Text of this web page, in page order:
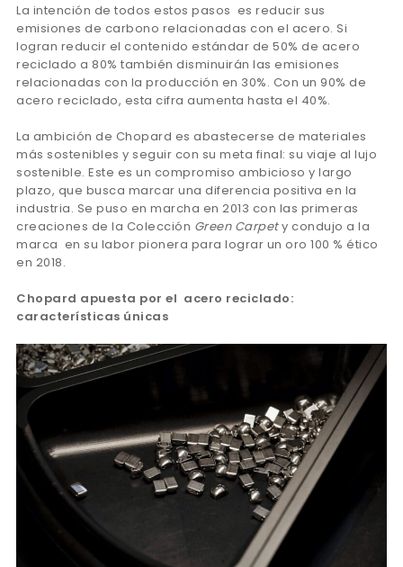
La intención de todos estos pasos es reducir sus
emisiones de carbono relacionadas con el acero. Si
logran reducir el contenido estándar de 50% de acero
reciclado a 80% también disminuirán las emisiones
relacionadas con la producción en 30%. Con un 90% de
acero reciclado, esta cifra aumenta hasta el 40%.
La ambición de Chopard es abastecerse de materiales
más sostenibles y seguir con su meta final: su viaje al lujo
sostenible. Este es un compromiso ambicioso y largo
plazo, que busca marcar una diferencia positiva en la
industria. Se puso en marcha en 2013 con las primeras
creaciones de la Colección Green Carpety condujo a la
marca en su labor pionera para lograr un oro 100 % ético
en 2018.
Chopard apuesta por el acero reciclado:
características únicas